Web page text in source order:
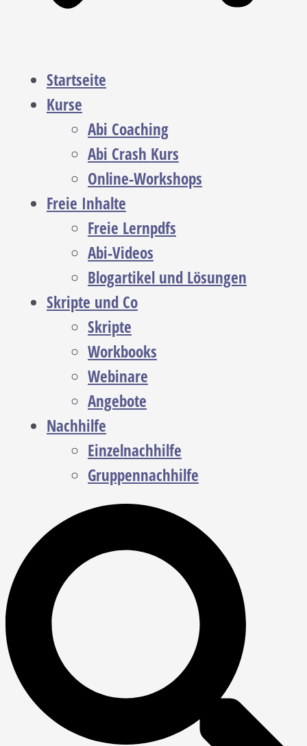
Startseite
Kurse
Abi Coaching
Abi Crash Kurs
Online-Workshops
Freie Inhalte
Freie Lernpdfs
Abi-Videos
Blogartikel und Lösungen
Skripte und Co
Skripte
Workbooks
Webinare
Angebote
Nachhilfe
Einzelnachhilfe
Gruppennachhilfe